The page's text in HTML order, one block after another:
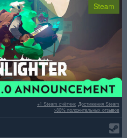
Steam
Достижения Steam
+1 Steam счётчик
>80% положительных отзывов